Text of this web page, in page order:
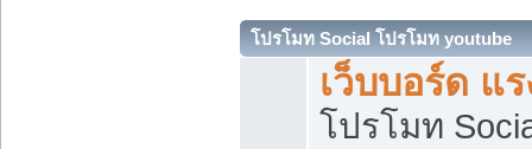
โปรโมท Social โปรโมท youtube
เว็บบอร์ด แร
โปรโมท